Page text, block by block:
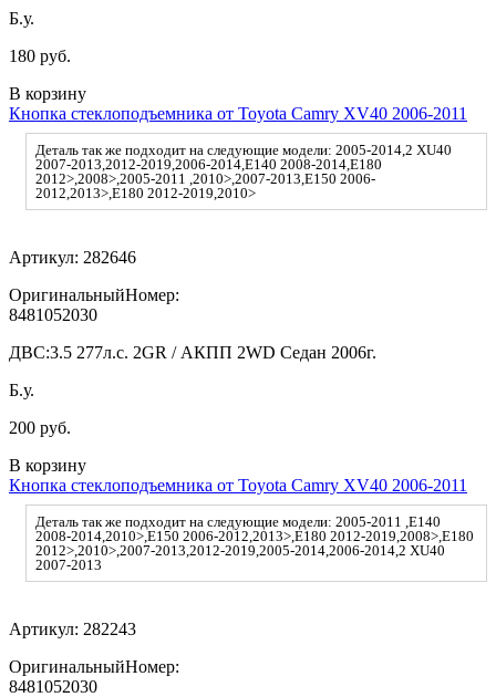
Б.у.
180 руб.
В корзину
Кнопка стеклоподъемника от Toyota Camry XV40 2006-2011
Деталь так же подходит на следующие модели: 2005-2014,2 XU40
2007-2013,2012-2019,2006-2014,E140 2008-2014,E180
2012>,2008>,2005-2011 ,2010>,2007-2013,E150 2006-
2012,2013>,E180 2012-2019,2010>
Артикул: 282646
ОригинальныйНомер:
8481052030
ДВС:3.5 277л.с. 2GR / АКПП 2WD Седан 2006г.
Б.у.
200 руб.
В корзину
Кнопка стеклоподъемника от Toyota Camry XV40 2006-2011
Деталь так же подходит на следующие модели: 2005-2011 ,E140
2008-2014,2010>,E150 2006-2012,2013>,E180 2012-2019,2008>,E180
2012>,2010>,2007-2013,2012-2019,2005-2014,2006-2014,2 XU40
2007-2013
Артикул: 282243
ОригинальныйНомер:
8481052030